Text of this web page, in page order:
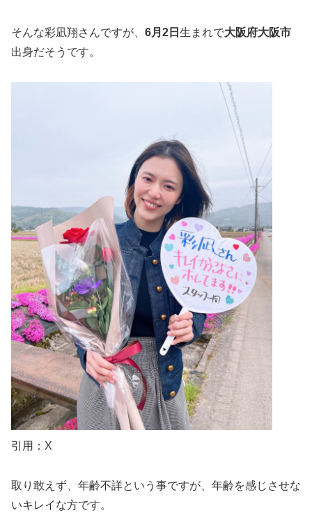
そんな彩凪翔さんですが、 6月2日 生まれで大阪府大阪市
出身だそうです。
引用：X
取り敢えず、年齢不詳という事ですが、年齢を感じさせな
いキレイな方です。